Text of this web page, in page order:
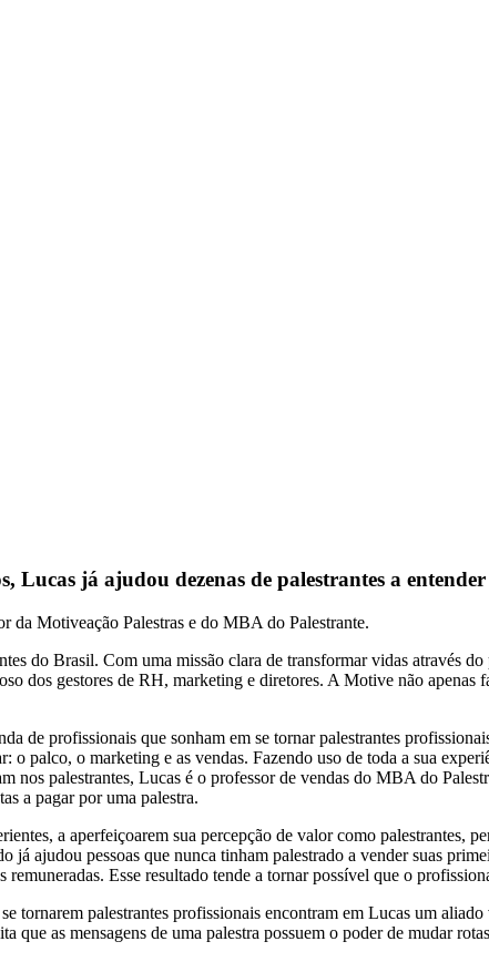
Lucas já ajudou dezenas de palestrantes a
da Motiveação Palestras e do MBA do Palestrante.
do Brasil. Com uma missão clara de transformar vidas através
dos gestores de RH, marketing e diretores. A Motive não apenas
de profissionais que sonham em se tornar palestrantes
palco, o marketing e as vendas. Fazendo uso de toda a sua
nos palestrantes, Lucas é o professor de vendas do MBA do
a pagar por uma palestra.
a aperfeiçoarem sua percepção de valor como palestrantes,
já ajudou pessoas que nunca tinham palestrado a vender suas
remuneradas. Esse resultado tende a tornar possível que o
tornarem palestrantes profissionais encontram em Lucas um
que as mensagens de uma palestra possuem o poder de mudar